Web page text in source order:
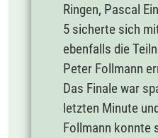
Ringen, Pascal
5 sicherte sich
ebenfalls die
Peter Follmann
Das Finale war
letzten Minute
Follmann konnte